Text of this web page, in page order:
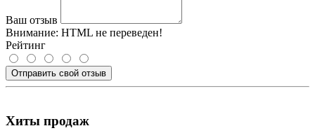
Ваш отзыв
Внимание: HTML не переведен!
Рейтинг
Отправить свой отзыв
Хиты продаж